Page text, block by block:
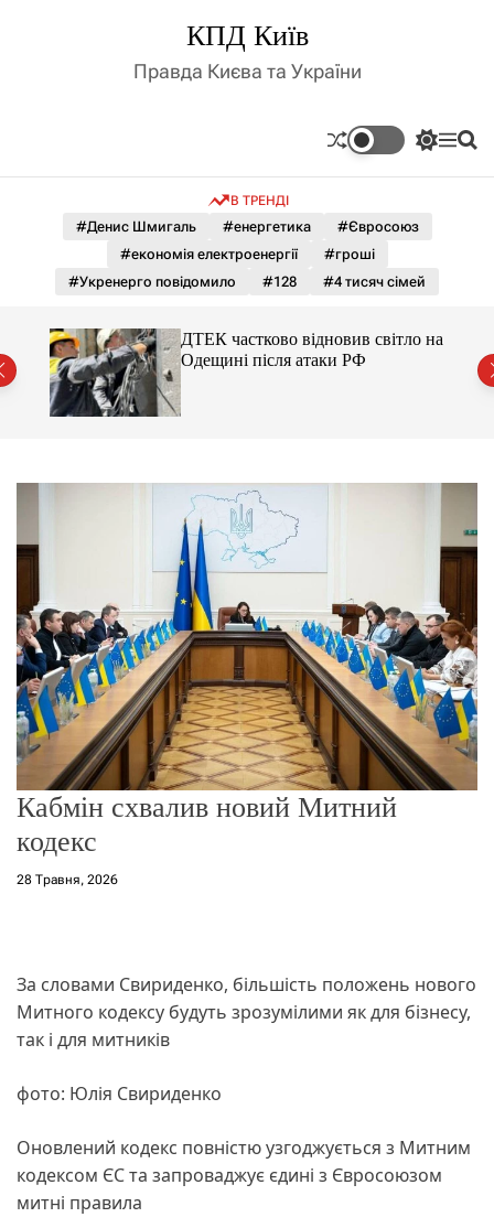
д
у
КПД Київ
Правда Києва та України
П
м
а
о
г
у
М П
В ТРЕНДІ
#Денис Шмигаль #енергетика
#Євросоюз
#економія електроенергії
#гроші
#Укренерго повідомило
#128 #4 тисяч сімей
ДТЕК частково відновив світло на
Одещині після атаки РФ
Кабмін схвалив новий Митний
кодекс
28 Травня, 2026
За словами Свириденко, більшість положень нового
Митного кодексу будуть зрозумілими як для бізнесу,
так і для митників
фото: Юлія Свириденко
Оновлений кодекс повністю узгоджується з Митним
кодексом ЄС та запроваджує єдині з Євросоюзом
митні правила